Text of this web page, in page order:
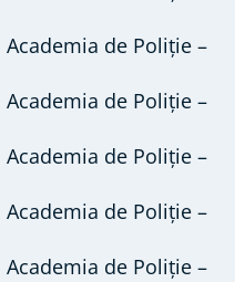
de Poliție –
de Poliție –
de Poliție –
de Poliție –
de Poliție –